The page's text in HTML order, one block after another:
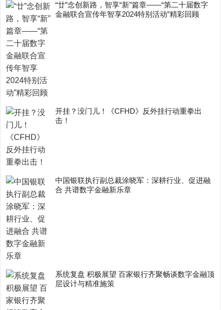
“廿”念创新路，智享“新”篇章——“第二十届数字
金融联合宣传年智享2024特别活动”精彩回顾
开挂？没门儿！《CFHD》反外挂行动重拳出
击！
中国银联执行副总裁涂晓军：深耕行业、促进融
合 共谱数字金融新乐章
系统复盘 积极展望 百家银行齐聚畅谈数字金融顶
层设计与精准施策